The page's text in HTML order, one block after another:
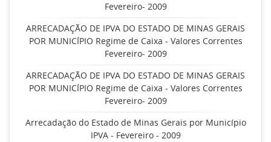
Fevereiro- 2009
ARRECADAÇÃO DE IPVA DO ESTADO DE MINAS GERAIS
POR MUNICÍPIO Regime de Caixa - Valores Correntes
Fevereiro- 2009
ARRECADAÇÃO DE IPVA DO ESTADO DE MINAS GERAIS
POR MUNICÍPIO Regime de Caixa - Valores Correntes
Fevereiro- 2009
Arrecadação do Estado de Minas Gerais por Município
IPVA - Fevereiro - 2009